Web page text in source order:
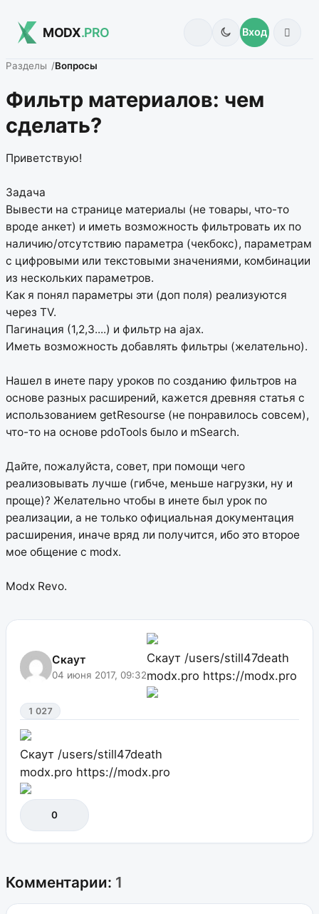
MODX.PRO Вход
Разделы Вопросы
Фильтр материалов: чем
сделать?
Приветствую!
Задача
Вывести на странице материалы (не товары, что-то
вроде анкет) и иметь возможность фильтровать их по
наличию/отсутствию параметра (чекбокс), параметрам
с цифровыми или текстовыми значениями, комбинации
из нескольких параметров.
Как я понял параметры эти (доп поля) реализуются
через TV.
Пагинация (1,2,3....) и фильтр на ajax.
Иметь возможность добавлять фильтры (желательно).
Нашел в инете пару уроков по созданию фильтров на
основе разных расширений, кажется древняя статья с
использованием getResourse (не понравилось совсем),
что-то на основе pdoTools было и mSearch.
Дайте, пожалуйста, совет, при помощи чего
реализовывать лучше (гибче, меньше нагрузки, ну и
проще)? Желательно чтобы в инете был урок по
реализации, а не только официальная документация
расширения, иначе вряд ли получится, ибо это второе
мое общение с modx.
Modx Revo.
Скаут
04 июня 2017, 09:32
Скаут /users/still47death
modx.pro https://modx.pro
1 027
Скаут /users/still47death
modx.pro https://modx.pro
0
Комментарии: 1